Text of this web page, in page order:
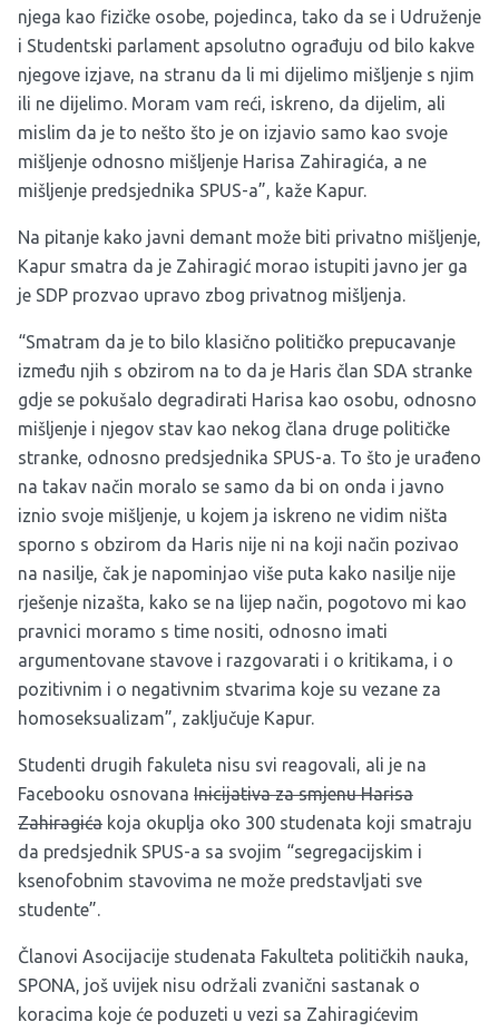
njega kao fizičke osobe, pojedinca, tako da se i Udruženje
i Studentski parlament apsolutno ograđuju od bilo kakve
njegove izjave, na stranu da li mi dijelimo mišljenje s njim
ili ne dijelimo. Moram vam reći, iskreno, da dijelim, ali
mislim da je to nešto što je on izjavio samo kao svoje
mišljenje odnosno mišljenje Harisa Zahiragića, a ne
mišljenje predsjednika SPUS-a”, kaže Kapur.
Na pitanje kako javni demant može biti privatno mišljenje,
Kapur smatra da je Zahiragić morao istupiti javno jer ga
je SDP prozvao upravo zbog privatnog mišljenja.
“Smatram da je to bilo klasično političko prepucavanje
između njih s obzirom na to da je Haris član SDA stranke
gdje se pokušalo degradirati Harisa kao osobu, odnosno
mišljenje i njegov stav kao nekog člana druge političke
stranke, odnosno predsjednika SPUS-a. To što je urađeno
na takav način moralo se samo da bi on onda i javno
iznio svoje mišljenje, u kojem ja iskreno ne vidim ništa
sporno s obzirom da Haris nije ni na koji način pozivao
na nasilje, čak je napominjao više puta kako nasilje nije
rješenje nizašta, kako se na lijep način, pogotovo mi kao
pravnici moramo s time nositi, odnosno imati
argumentovane stavove i razgovarati i o kritikama, i o
pozitivnim i o negativnim stvarima koje su vezane za
homoseksualizam”, zaključuje Kapur.
Studenti drugih fakuleta nisu svi reagovali, ali je na
Facebooku osnovana Inicijativa za smjenu Harisa
Zahiragića koja okuplja oko 300 studenata koji smatraju
da predsjednik SPUS-a sa svojim “segregacijskim i
ksenofobnim stavovima ne može predstavljati sve
studente”.
Članovi Asocijacije studenata Fakulteta političkih nauka,
SPONA, još uvijek nisu održali zvanični sastanak o
koracima koje će poduzeti u vezi sa Zahiragićevim